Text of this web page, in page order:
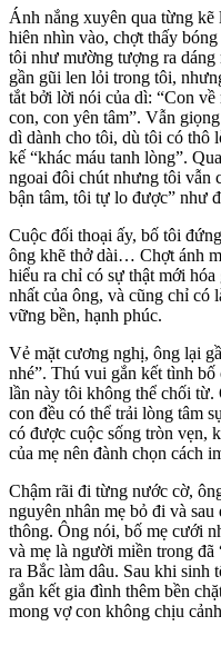
Ánh nắng xuyên qua từng
hiên nhìn vào, chợt thấy
tôi như mường tượng ra dáng
gần gũi len lỏi trong tôi,
tắt bởi lời nói của dì: “Con về
con, con yên tâm”. Vẫn
dì dành cho tôi, dù tôi có thô
kế “khác máu tanh lòng”.
ngoai đôi chút nhưng tôi vẫn
bận tâm, tôi tự lo được” như
Cuộc đối thoại ấy, bố tôi
ông khẽ thở dài… Chợt ánh
hiểu ra chỉ có sự thật mới
nhất của ông, và cũng chỉ có
vững bền, hạnh phúc.
Vẻ mặt cương nghị, ông lại
nhé”. Thú vui gắn kết tình
lần này tôi không thể chối
con đều có thể trải lòng tâm
có được cuộc sống tròn vẹn,
của mẹ nên đành chọn cách
Chậm rãi đi từng nước cờ,
nguyên nhân mẹ bỏ đi và
thông. Ông nói, bố mẹ cưới
và mẹ là người miền trong đã
ra Bắc làm dâu. Sau khi sinh
gắn kết gia đình thêm bền
mong vợ con không chịu